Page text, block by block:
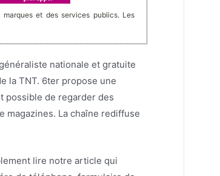
et des services publics. Les
nationale et gratuite
la TNT. 6ter propose une
possible de regarder des
La chaîne rediffuse
lire notre article qui